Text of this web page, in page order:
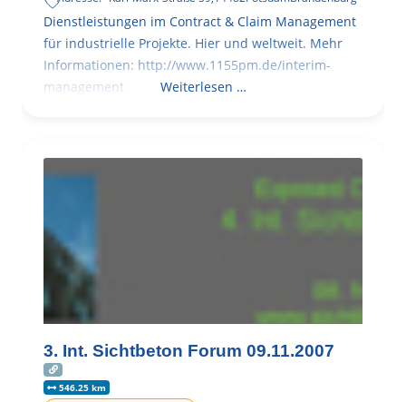
Dienstleistungen im Contract & Claim Management
für industrielle Projekte. Hier und weltweit. Mehr
Informationen: http://www.1155pm.de/interim-
management
Weiterlesen …
3. Int. Sichtbeton Forum 09.11.2007
546.25 km